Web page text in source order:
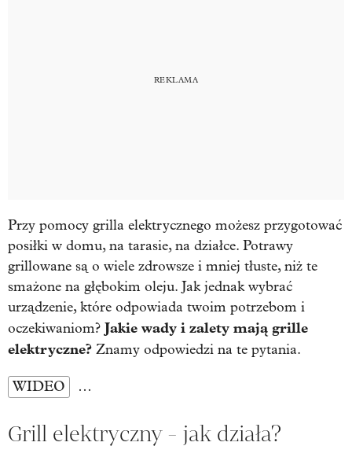
Przy pomocy grilla elektrycznego możesz przygotować
posiłki w domu, na tarasie, na działce. Potrawy
grillowane są o wiele zdrowsze i mniej tłuste, niż te
smażone na głębokim oleju. Jak jednak wybrać
urządzenie, które odpowiada twoim potrzebom i
oczekiwaniom? Jakie wady i zalety mają grille
elektryczne? Znamy odpowiedzi na te pytania.
WIDEO …
Grill elektryczny- jak działa?